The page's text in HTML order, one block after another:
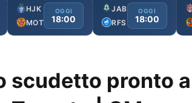
HJK
MOT
OGGI
18:00
JAB
RFS
OGGI
18:00
scudetto pronto a